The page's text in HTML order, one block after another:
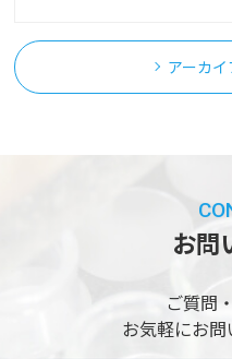
アーカ
お問
ご質問
お気軽にお